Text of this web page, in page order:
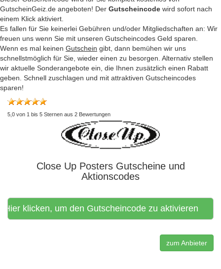
GutscheinGeiz.de angeboten! Der Gutscheincode wird sofort nach
einem Klick aktiviert.
Es fallen für Sie keinerlei Gebühren und/oder Mitgliedschaften an: Wir
freuen uns wenn Sie mit unseren Gutscheincodes Geld sparen.
Wenn es mal keinen Gutschein gibt, dann bemühen wir uns
schnellstmöglich für Sie, wieder einen zu besorgen. Alternativ stellen
wir aktuelle Sonderangebote ein, die Ihnen zusätzlich einen Rabatt
geben. Schnell zuschlagen und mit attraktiven Gutscheincodes
sparen!
5,0 von 1 bis 5 Sternen aus 2 Bewertungen
Close Up Posters Gutscheine und
Aktionscodes
klicken, um den Gutscheincode zu aktivieren
zum Anbieter